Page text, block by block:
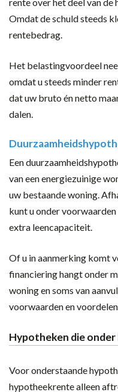
rente over het deel van
Omdat de schuld steeds
rentebedrag.
Het belastingvoordeel
omdat u steeds minder
dat uw bruto én netto
dalen.
Een
van een energiezuinige
uw bestaande woning.
kunt u onder
extra leencapaciteit.
Of u in aanmerking komt
financiering hangt onder
woning en soms van
voorwaarden en
Hypotheken die
Voor onderstaande
hypotheekrente alleen